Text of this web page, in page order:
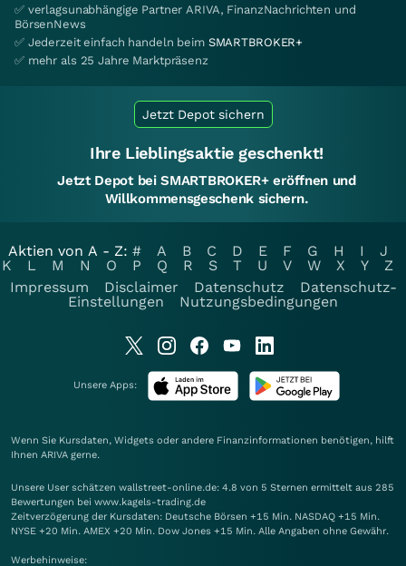
✅ verlagsunabhängige Partner ARIVA, FinanzNachrichten und
BörsenNews
✅ Jederzeit einfach handeln beim SMARTBROKER+
✅ mehr als 25 Jahre Marktpräsenz
Jetzt Depot sichern
Ihre Lieblingsaktie geschenkt!
Jetzt Depot bei SMARTBROKER+ eröffnen und
Willkommensgeschenk sichern.
Aktien von A - Z: # A B C D E F G H I
J
K
L M N O P Q R S T U V W X Y
Z
Impressum
Disclaimer Datenschutz
Datenschutz-
Einstellungen
Nutzungsbedingungen
Unsere Apps:
Wenn Sie Kursdaten, Widgets oder andere Finanzinformationen benötigen, hilft
Ihnen ARIVA gerne.
Unsere User schätzen wallstreet-online.de: 4.8 von 5 Sternen ermittelt aus 285
Bewertungen bei www.kagels-trading.de
Zeitverzögerung der Kursdaten: Deutsche Börsen +15 Min. NASDAQ +15 Min.
NYSE +20 Min. AMEX +20 Min. Dow Jones +15 Min. Alle Angaben ohne Gewähr.
Werbehinweise: